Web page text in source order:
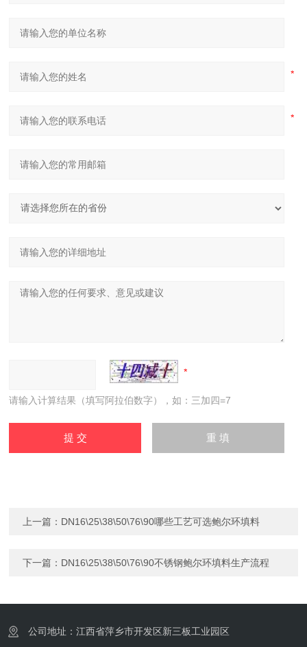
请输入计算结果（填写阿拉伯数字），如：三加四=7
上一篇： DN16\25\38\50\76\90哪些工艺可选鲍尔环填料
下一篇： DN16\25\38\50\76\90不锈钢鲍尔环填料生产流程
公司地址：江西省萍乡市开发区新三板工业园区